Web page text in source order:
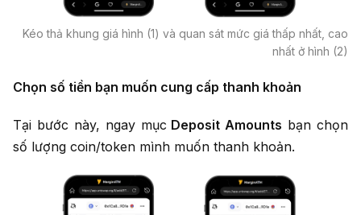
Kéo thả khung giá hình (1) và quan sát mức giá thấp nhất, cao
nhất ở hình (2)
Chọn số tiền bạn muốn cung cấp thanh khoản
Tại bước này, ngay mục Deposit Amounts bạn chọn
số lượng coin/token mình muốn thanh khoản.